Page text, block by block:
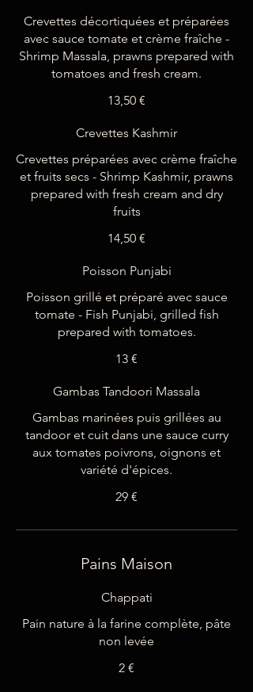
Crevettes décortiquées et préparées
avec sauce tomate et crème fraîche -
Shrimp Massala, prawns prepared with
tomatoes and fresh cream.
13,50 €
Crevettes Kashmir
Crevettes préparées avec crème fraîche
et fruits secs - Shrimp Kashmir, prawns
prepared with fresh cream and dry
fruits
14,50 €
Poisson Punjabi
Poisson grillé et préparé avec sauce
tomate - Fish Punjabi, grilled fish
prepared with tomatoes.
13 €
Gambas Tandoori Massala
Gambas marinées puis grillées au
tandoor et cuit dans une sauce curry
aux tomates poivrons, oignons et
variété d'épices.
29 €
Pains Maison
Chappati
Pain nature à la farine complète, pâte
non levée
2 €